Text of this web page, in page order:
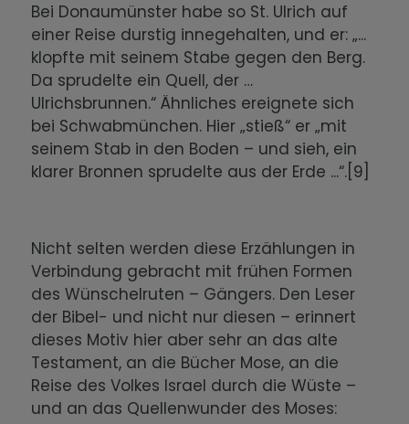
Bei Donaumünster habe so St. Ulrich auf
einer Reise durstig innegehalten, und er: „...
klopfte mit seinem Stabe gegen den Berg.
Da sprudelte ein Quell, der …
Ulrichsbrunnen.“ Ähnliches ereignete sich
bei Schwabmünchen. Hier „stieß“ er „mit
seinem Stab in den Boden – und sieh, ein
klarer Bronnen sprudelte aus der Erde ...“.[9]
Nicht selten werden diese Erzählungen in
Verbindung gebracht mit frühen Formen
des Wünschelruten – Gängers. Den Leser
der Bibel- und nicht nur diesen – erinnert
dieses Motiv hier aber sehr an das alte
Testament, an die Bücher Mose, an die
Reise des Volkes Israel durch die Wüste –
und an das Quellenwunder des Moses: